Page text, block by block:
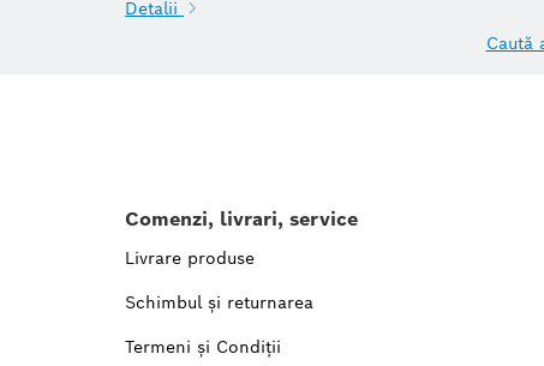
Detalii
Caută
Comenzi, livrari, service
Livrare produse
Schimbul și returnarea
Termeni și Condiții